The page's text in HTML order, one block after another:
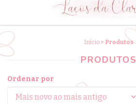
Início > Produtos
PRODUTOS
Ordenar por